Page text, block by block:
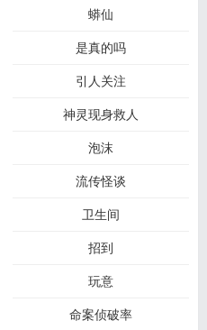
蟒仙
是真的吗
引人关注
神灵现身救人
泡沫
流传怪谈
卫生间
招到
玩意
命案侦破率